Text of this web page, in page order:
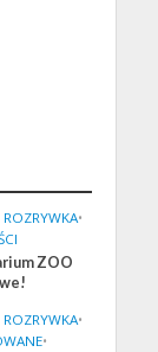
ROZRYWKA•
ZOO
ROZRYWKA•
•